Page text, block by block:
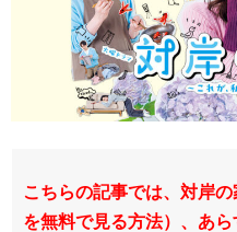
こちらの記事では、対岸
を無料で見る方法）、あ